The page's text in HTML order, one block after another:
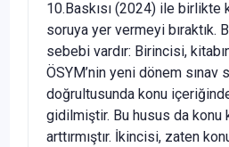
10.Baskısı (2024) ile birlikte
soruya yer vermeyi bıraktık.
sebebi vardır: Birincisi,
ÖSYM’nin yeni dönem sınav
doğrultusunda konu
gidilmiştir. Bu husus da konu
arttırmıştır. İkincisi, zaten